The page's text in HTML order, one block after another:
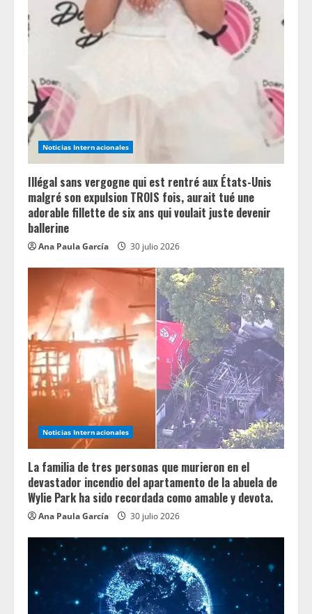
Noticias Internacionales
Illégal sans vergogne qui est rentré aux États-Unis
malgré son expulsion TROIS fois, aurait tué une
adorable fillette de six ans qui voulait juste devenir
ballerine
Ana Paula García 30 julio 2026
Noticias Internacionales
La familia de tres personas que murieron en el
devastador incendio del apartamento de la abuela de
Wylie Park ha sido recordada como amable y devota.
Ana Paula García 30 julio 2026